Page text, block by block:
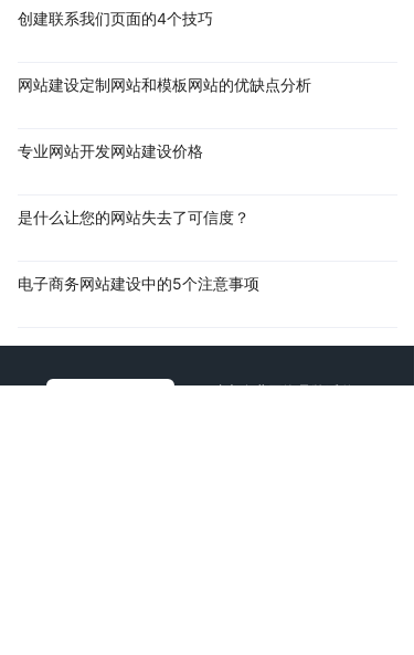
创建联系我们页面的4个技巧
网站建设定制网站和模板网站的优缺点分析
专业网站开发网站建设价格
是什么让您的网站失去了可信度？
电子商务网站建设中的5个注意事项
助力企业网络品牌延伸